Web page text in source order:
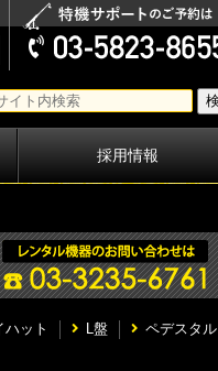
採用情報
ハット L盤
ペデスタル